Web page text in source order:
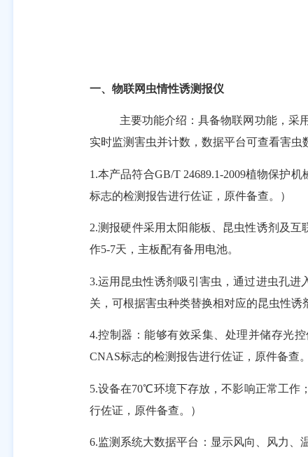
一、物联网虫情性诱测报仪
主要功能介绍：具备物联网功能，采
实时监测害虫并计数，数据平台可查看害虫
1.本产品符合GB/T 24689.1-2009植物保护
标志的检测报告进行佐证，原件备查。）
2.测报硬件采用太阳能板、昆虫性诱剂及
作5-7天，主板配有备用电池。
3.运用昆虫性诱剂吸引害虫，通过进虫孔
关，可根据害虫种类替换相对应的昆虫性诱
4.控制器：能够有效采集、处理并储存光
CNAS标志的检测报告进行佐证，原件备查。
5.设备在70℃环境下存放，不影响正常工作
行佐证，原件备查。）
6.监测系统大数据平台：显示风向、风力、